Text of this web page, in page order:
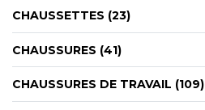
CHAUSSETTES (23)
CHAUSSURES (41)
CHAUSSURES DE TRAVAIL (109)